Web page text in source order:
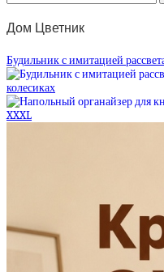
Дом Цветник
Будильник с имитацией
колесиках
XXXL